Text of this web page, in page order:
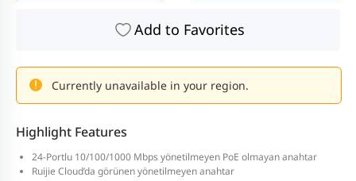
Add to Favorites
Currently unavailable in your region.
Highlight Features
24-Portlu 10/100/1000 Mbps yönetilmeyen PoE olmayan anahtar
Ruijie Cloud’da görünen yönetilmeyen anahtar